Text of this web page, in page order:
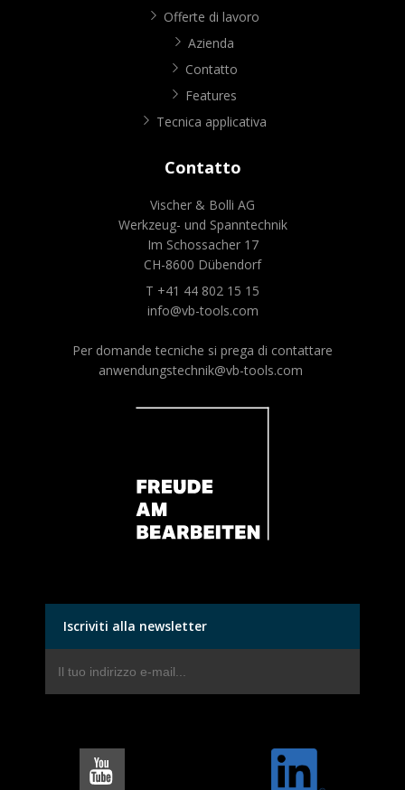
Offerte di lavoro
Azienda
Contatto
Features
Tecnica applicativa
Contatto
Vischer & Bolli AG
Werkzeug- und Spanntechnik
Im Schossacher 17
CH-8600 Dübendorf
T +41 44 802 15 15
info@vb-tools.com
Per domande tecniche si prega di contattare
anwendungstechnik@vb-tools.com
Iscriviti alla newsletter